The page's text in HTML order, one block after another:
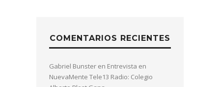
COMENTARIOS RECIENTES
Gabriel Bunster en Entrevista en
NuevaMente Tele13 Radio: Colegio